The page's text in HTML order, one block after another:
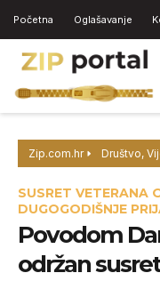
Početna Oglašavanje
Zip.com.hr Društvo,
SUSRET VETERANA
DUGOGODIŠNJE
Povodom
održan